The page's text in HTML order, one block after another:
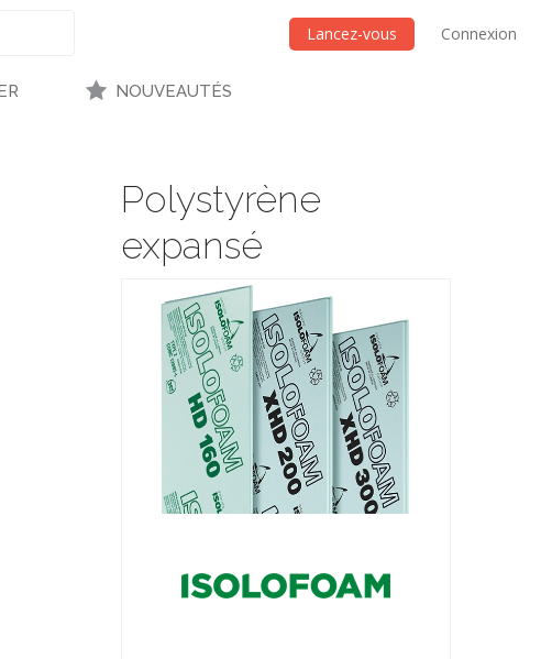
Lancez-vous Connexion
NOUVEAUTÉS
Polystyrène
expansé